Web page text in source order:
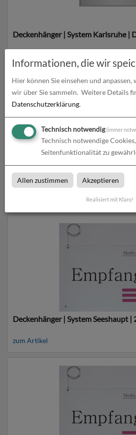
Deckenhänger | System Karlsruhe |
Deckenhänger | System Karlsruhe |
Deckenhänger | System Seeshaupt |
zum Artikel
Informationen, die wir
Hier können Sie einsehen und
wir über Sie sammeln. Weitere Details
Datenschutzerklärung.
Technisch notwendig(immer
Technisch notwendige
Seitenfunktionalität zu
Allen zustimmen Akzeptieren
Realisiert mit Klaro!